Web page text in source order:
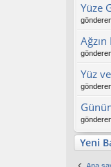
Yüze
Yüz
Yeni